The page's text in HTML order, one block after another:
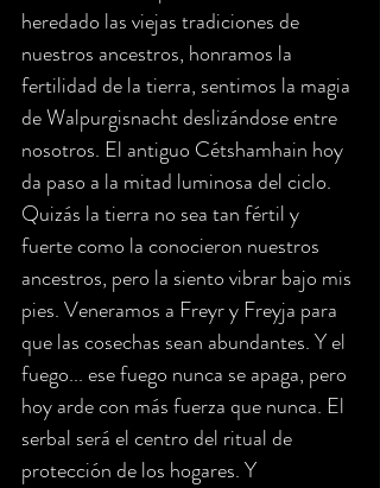
heredado las viejas tradiciones de
nuestros ancestros, honramos la
fertilidad de la tierra, sentimos la magia
de Walpurgisnacht deslizándose entre
nosotros. El antiguo Cétshamhain hoy
da paso a la mitad luminosa del ciclo.
Quizás la tierra no sea tan fértil y
fuerte como la conocieron nuestros
ancestros, pero la siento vibrar bajo mis
pies. Veneramos a Freyr y Freyja para
que las cosechas sean abundantes. Y el
fuego... ese fuego nunca se apaga, pero
hoy arde con más fuerza que nunca. El
serbal será el centro del ritual de
protección de los hogares. Y